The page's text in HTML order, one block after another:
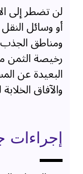
لن تضطر إلى
أو وسائل
ومناطق
رخيصة الثمن
البعيدة عن
والآفاق
إجراءات